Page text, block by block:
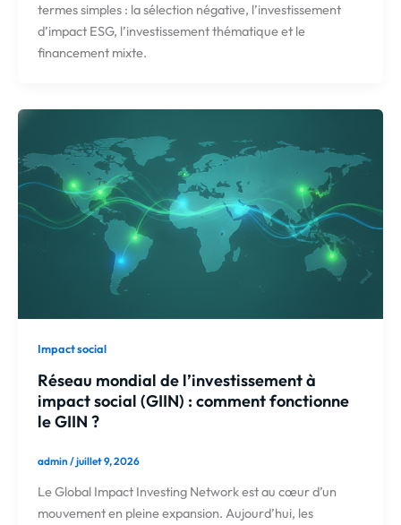
termes simples : la sélection négative, l’investissement
d’impact ESG, l’investissement thématique et le
financement mixte.
Impact social
Réseau mondial de l’investissement à
impact social (GIIN) : comment fonctionne
le GIIN ?
admin/juillet 9, 2026
Le Global Impact Investing Network est au cœur d’un
mouvement en pleine expansion. Aujourd’hui, les